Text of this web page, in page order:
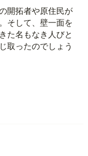
開拓者や原住民が
そして、壁一面を
た名もなき人びと
取ったのでしょう